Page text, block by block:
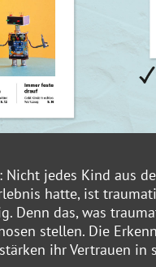
jedes Kind aus
hatte, ist
Denn das, was
stellen. Die
ihr Vertrauen